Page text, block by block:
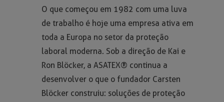
O que começou em 1982 com uma luva
de trabalho é hoje uma empresa ativa em
toda a Europa no setor da proteção
laboral moderna. Sob a direção de Kai e
Ron Blöcker, a ASATEX® continua a
desenvolver o que o fundador Carsten
Blöcker construiu: soluções de proteção